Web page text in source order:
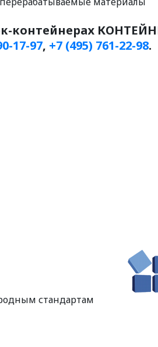
контейнерах
17-97, +7 (495) 761-22-98.
стандартам